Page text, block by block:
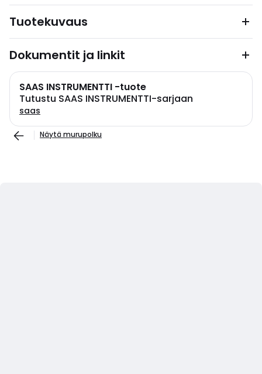
Tuotekuvaus
Dokumentit ja linkit
SAAS INSTRUMENTTI -tuote
Tutustu SAAS INSTRUMENTTI-sarjaan
saas
Näytä murupolku